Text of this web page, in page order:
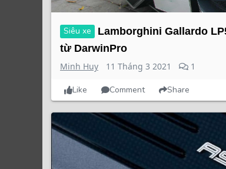
Siêu xe
Lamborghini Gallardo
từ DarwinPro
Minh Huy 11 Tháng 3 2021 1
Like Comment Share